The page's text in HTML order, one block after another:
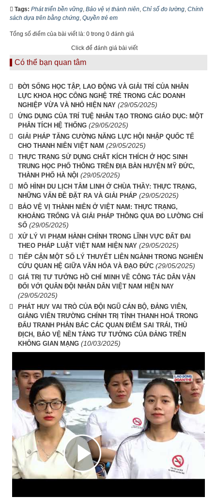
Tags: Phát triển bền vững, Bảo vệ vị thành niên, Chỉ số đo lường, Chính
sách dựa trên bằng chứng, Quyền trẻ em
Tổng số điểm của bài viết là: 0 trong 0 đánh giá
Click để đánh giá bài viết
Có thể bạn quan tâm
ĐỜI SỐNG HỌC TẬP, LAO ĐỘNG VÀ GIẢI TRÍ CỦA NHÂN
LỰC KHOA HỌC CÔNG NGHỆ TRẺ TRONG CÁC DOANH
NGHIỆP VỪA VÀ NHỎ HIỆN NAY (29/05/2025)
ỨNG DỤNG CỦA TRÍ TUỆ NHÂN TẠO TRONG GIÁO DỤC: MỘT
PHÂN TÍCH HỆ THỐNG (29/05/2025)
GIẢI PHÁP TĂNG CƯỜNG NĂNG LỰC HỘI NHẬP QUỐC TẾ
CHO THANH NIÊN VIỆT NAM (29/05/2025)
THỰC TRẠNG SỬ DỤNG CHẤT KÍCH THÍCH Ở HỌC SINH
TRUNG HỌC PHỐ THÔNG TRÊN ĐỊA BÀN HUYỆN MỸ ĐỨC,
THÀNH PHỐ HÀ NỘI (29/05/2025)
MÔ HÌNH DU LỊCH TÂM LINH Ở CHÙA THẦY: THỰC TRẠNG,
NHỮNG VẤN ĐỀ ĐẶT RA VÀ GIẢI PHÁP (29/05/2025)
BẢO VỆ VỊ THÀNH NIÊN Ở VIỆT NAM: THỰC TRẠNG,
KHOẢNG TRỐNG VÀ GIẢI PHÁP THÔNG QUA ĐO LƯỜNG CHỈ
SỐ (29/05/2025)
XỬ LÝ VI PHẠM HÀNH CHÍNH TRONG LĨNH VỰC ĐẤT ĐAI
THEO PHÁP LUẬT VIỆT NAM HIỆN NAY (29/05/2025)
TIẾP CẬN MỘT SỐ LÝ THUYẾT LIÊN NGÀNH TRONG NGHIÊN
CỨU QUAN HỆ GIỮA VĂN HÓA VÀ ĐẠO ĐỨC (29/05/2025)
GIÁ TRỊ TƯ TƯỞNG HỒ CHÍ MINH VỀ CÔNG TÁC DÂN VẬN
ĐỐI VỚI QUÂN ĐỘI NHÂN DÂN VIỆT NAM HIỆN NAY
(29/05/2025)
PHÁT HUY VAI TRÒ CỦA ĐỘI NGŨ CÁN BỘ, ĐẢNG VIÊN,
GIẢNG VIÊN TRƯỜNG CHÍNH TRỊ TỈNH THANH HOÁ TRONG
ĐẤU TRANH PHẢN BÁC CÁC QUAN ĐIỂM SAI TRÁI, THÙ
ĐỊCH, BẢO VỆ NỀN TẢNG TƯ TƯỞNG CỦA ĐẢNG TRÊN
KHÔNG GIAN MẠNG (10/03/2025)